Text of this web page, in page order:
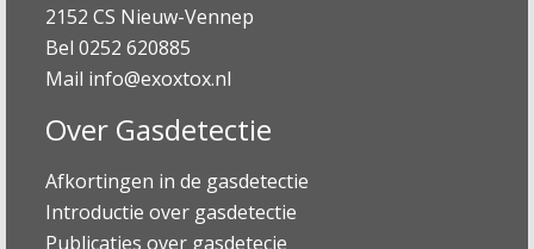
2152 CS Nieuw-Vennep
Bel 0252 620885
Mail info@exoxtox.nl
Over Gasdetectie
Afkortingen in de gasdetectie
Introductie over gasdetectie
Publicaties over gasdetecie